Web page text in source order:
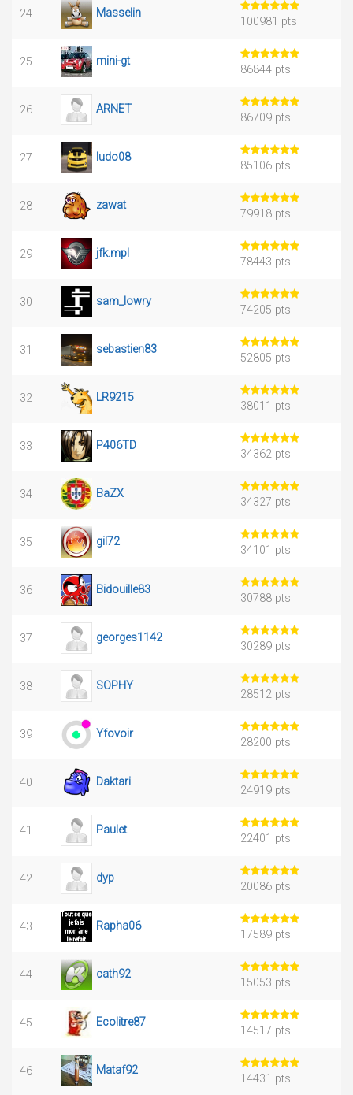
24 Masselin
100981 pts
25 mini-gt
86844 pts
26 ARNET
86709 pts
27 ludo08
85106 pts
28 zawat
79918 pts
29 jfk.mpl
78443 pts
30 sam_lowry
74205 pts
31 sebastien83
52805 pts
32 LR9215
38011 pts
33 P406TD
34362 pts
34 BaZX
34327 pts
35 gil72
34101 pts
36 Bidouille83
30788 pts
37 georges1142
30289 pts
38 SOPHY
28512 pts
39 Yfovoir
28200 pts
40 Daktari
24919 pts
41 Paulet
22401 pts
42 dyp
20086 pts
43 Rapha06
17589 pts
44 cath92
15053 pts
45 Ecolitre87
14517 pts
46 Mataf92
14431 pts